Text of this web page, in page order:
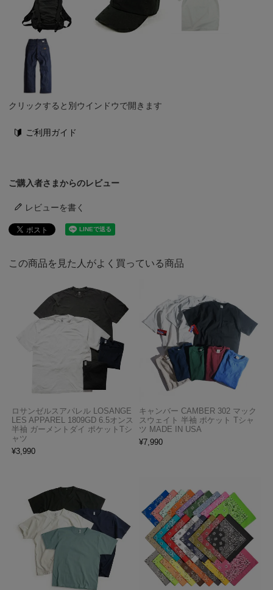
クリックすると別ウインドウで開きます
ご利用ガイド
ご購入者さまからのレビュー
レビューを書く
この商品を見た人がよく買っている商品
ロサンゼルスアパレル LOSANGE
LES APPAREL 1809GD 6.5オンス
半袖 ガーメントダイ ポケットTシ
ャツ
¥3,990
キャンバー CAMBER 302 マック
スウェイト 半袖 ポケット Tシャ
ツ MADE IN USA
¥7,990